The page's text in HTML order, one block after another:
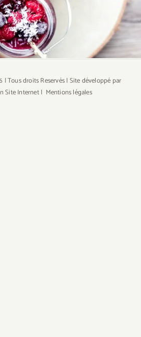
| Tous droits Reservés | Site développé par
Site Internet| Mentions légales